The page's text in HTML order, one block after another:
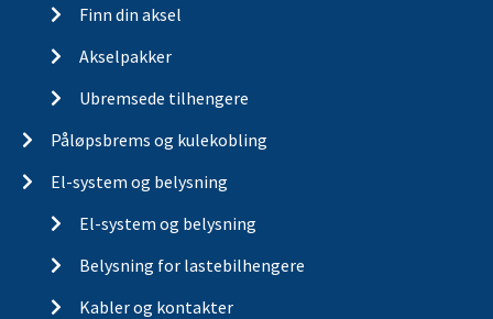
Finn din aksel
Akselpakker
Ubremsede tilhengere
Påløpsbrems og kulekobling
El-system og belysning
El-system og belysning
Belysning for lastebilhengere
Kabler og kontakter